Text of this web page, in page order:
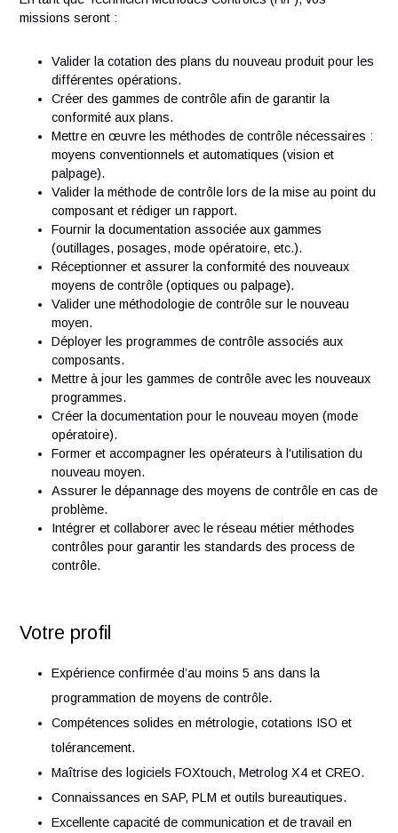
(H/F) afin de rejoindre notre pôle d'expertise industrielle,
d'extension des activités de notre partenaire.
En tant que Technicien Méthodes Contrôles (H/F), vos
missions seront :
Valider la cotation des plans du nouveau produit pour
différentes opérations.
Créer des gammes de contrôle afin de garantir la
conformité aux plans.
Mettre en œuvre les méthodes de contrôle
moyens conventionnels et automatiques (vision et
palpage).
Valider la méthode de contrôle lors de la mise au
composant et rédiger un rapport.
Fournir la documentation associée aux gammes
(outillages, posages, mode opératoire, etc.).
Réceptionner et assurer la conformité des nouveaux
moyens de contrôle (optiques ou palpage).
Valider une méthodologie de contrôle sur le nouveau
moyen.
Déployer les programmes de contrôle associés aux
composants.
Mettre à jour les gammes de contrôle avec les
programmes.
Créer la documentation pour le nouveau moyen (mode
nouveau moyen.
Assurer le dépannage des moyens de contrôle en
problème.
Intégrer et collaborer avec le réseau métier méthodes
contrôles pour garantir les standards des process de
contrôle.
Votre profil